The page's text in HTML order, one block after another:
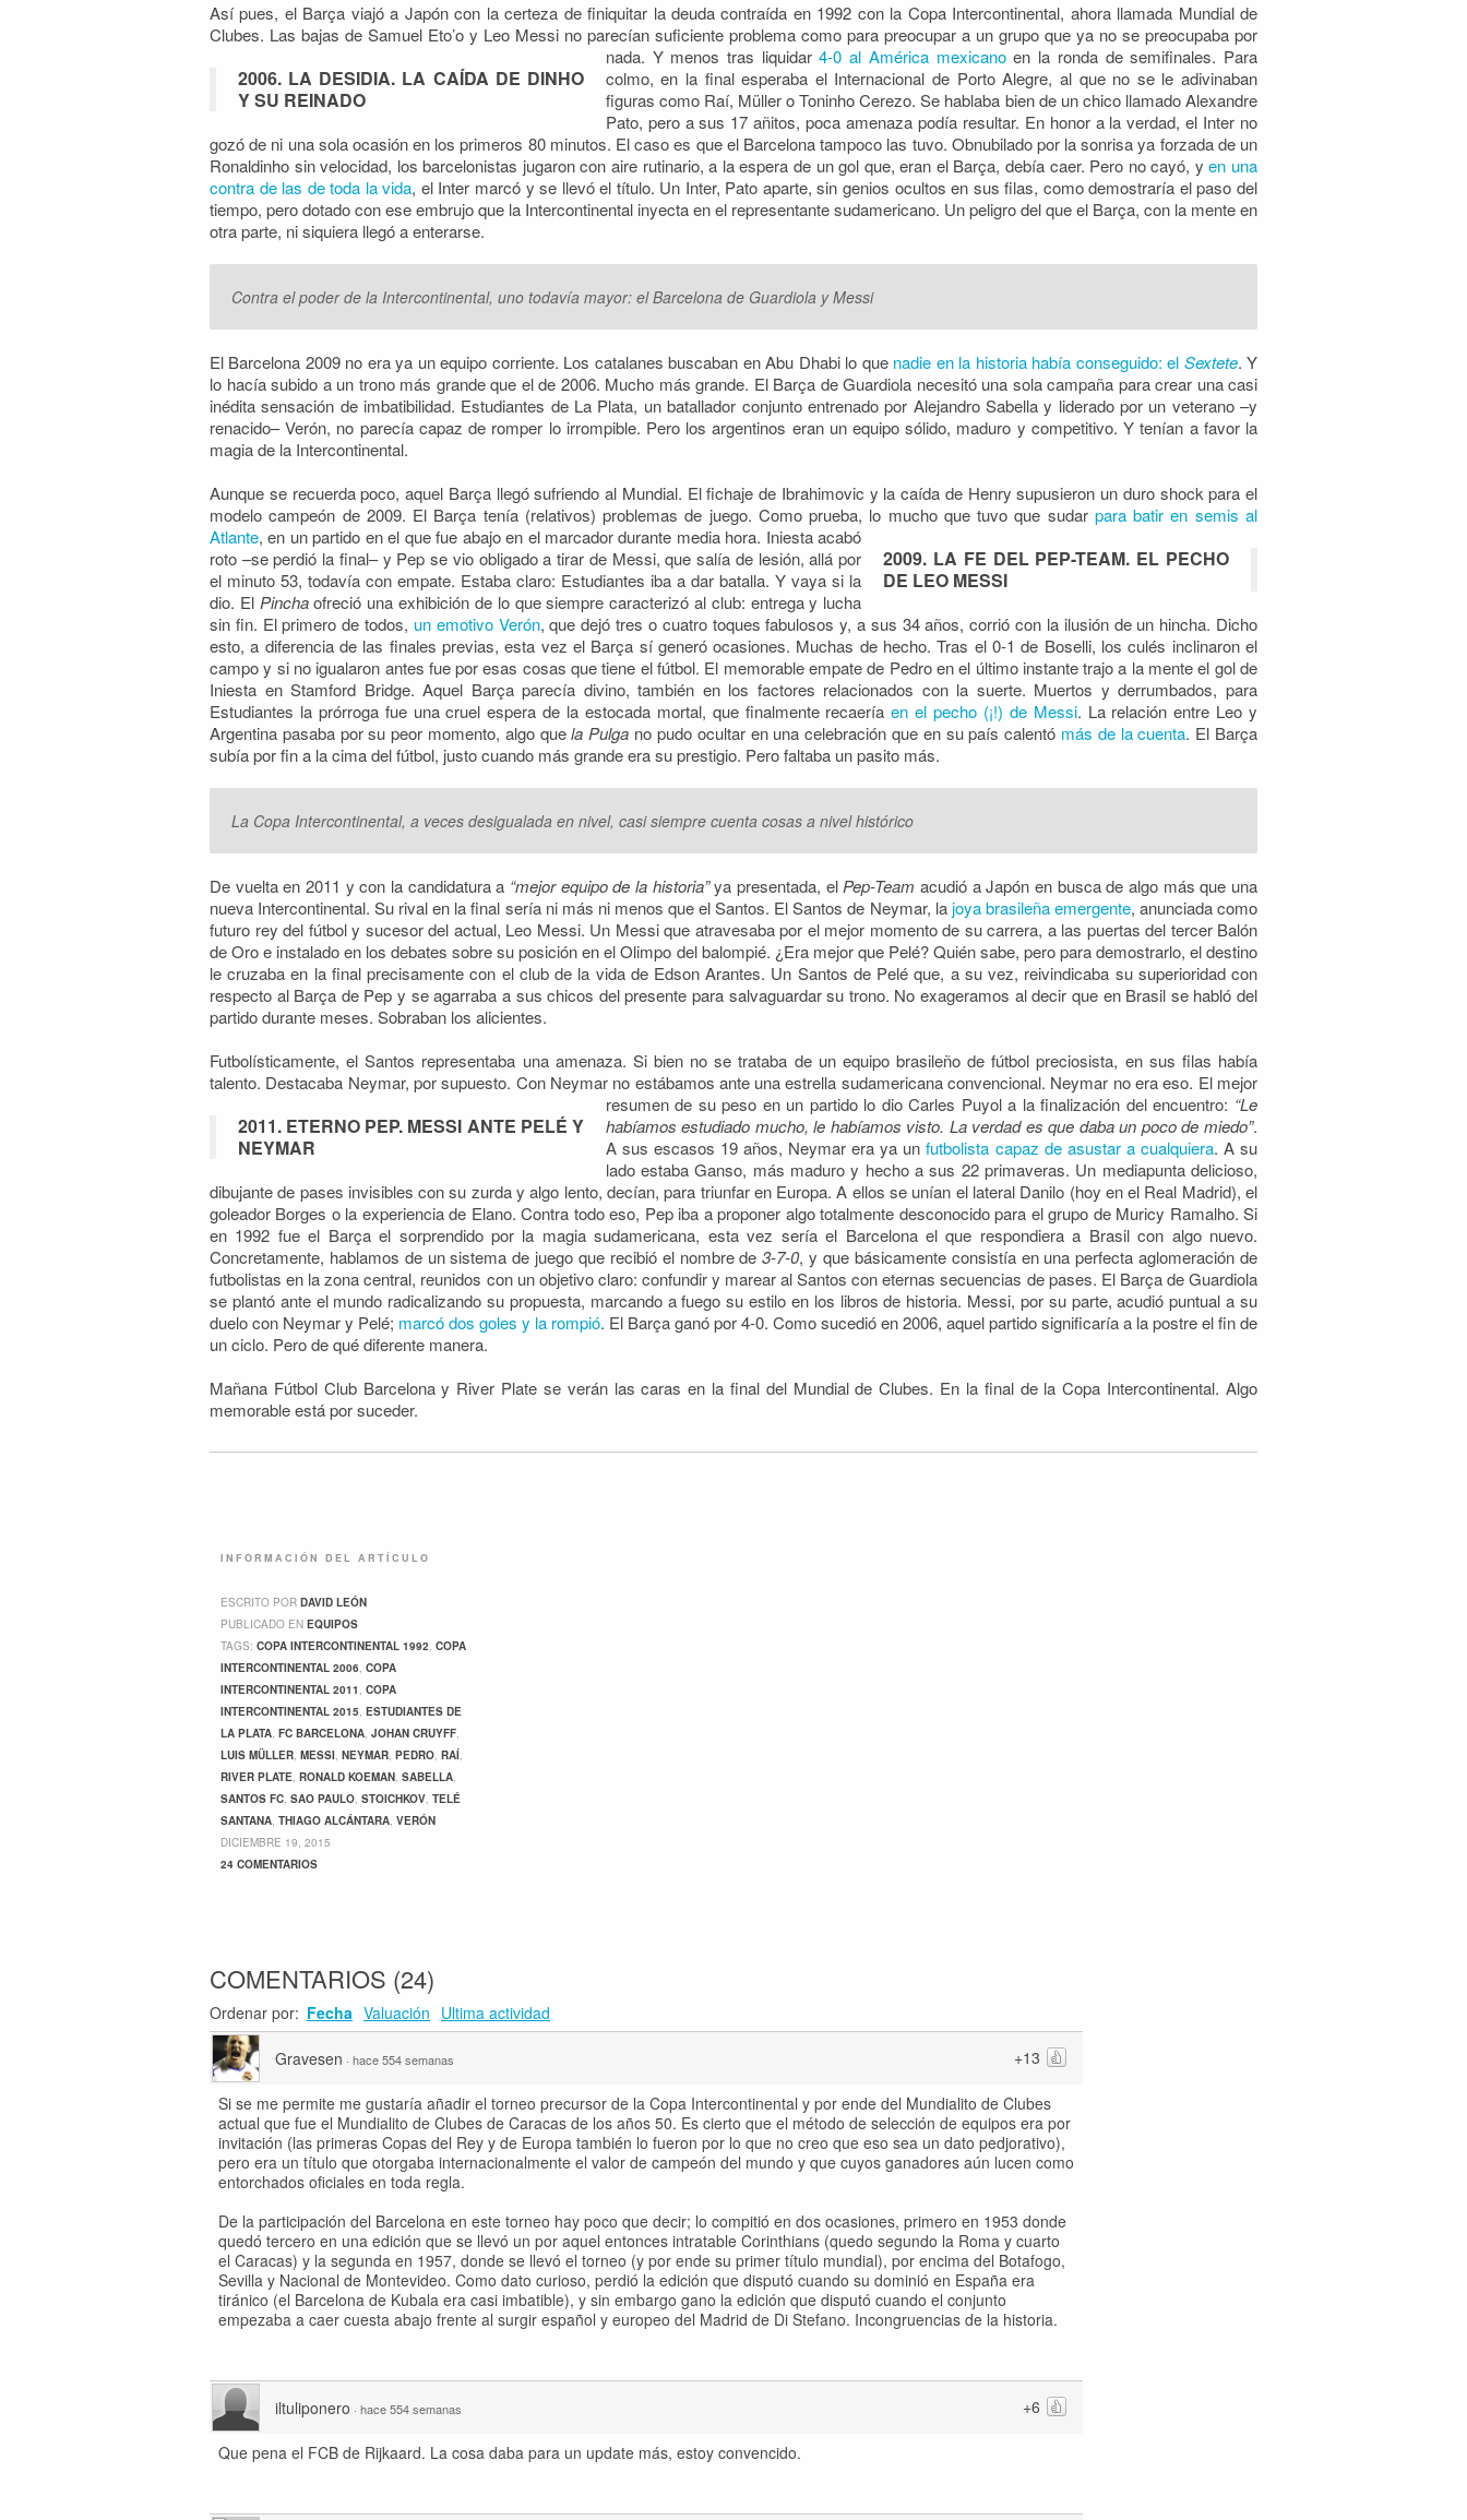
Así pues, el Barça viajó a Japón con la certeza de finiquitar la deuda contraída en 1992 con la Copa Intercontinental, ahora llamada Mundial de
Clubes. Las bajas de Samuel Eto’o y Leo Messi no parecían suficiente problema como para preocupar a un grupo que ya no se preocupaba por
nada. Y menos tras liquidar4-0 al América mexicano
2006. LA DESIDIA. LA CAÍDA DE DINHO
Y SU REINADO
en la ronda de semifinales. Para
colmo, en la final esperaba el Internacional de Porto Alegre, al que no se le adivinaban
figuras como Raí, Müller o Toninho Cerezo. Se hablaba bien de un chico llamado Alexandre
Pato, pero a sus 17 añitos, poca amenaza podía resultar. En honor a la verdad, el Inter no
gozó de ni una sola ocasión en los primeros 80 minutos. El caso es que el Barcelona tampoco las tuvo. Obnubilado por la sonrisa ya forzada de un
Ronaldinho sin velocidad, los barcelonistas jugaron con aire rutinario, a la espera de un gol que, eran el Barça, debía caer. Pero no cayó, yen una
contra de las de toda la vida, el Inter marcó y se llevó el título. Un Inter, Pato aparte, sin genios ocultos en sus filas, como demostraría el paso del
tiempo, pero dotado con ese embrujo que la Intercontinental inyecta en el representante sudamericano. Un peligro del que el Barça, con la mente en
otra parte, ni siquiera llegó a enterarse.
Contra el poder de la Intercontinental, uno todavía mayor: el Barcelona de Guardiola y Messi
El Barcelona 2009 no era ya un equipo corriente. Los catalanes buscaban en Abu Dhabi lo que nadie en la historia había conseguido: el Sextete. Y
lo hacía subido a un trono más grande que el de 2006. Mucho más grande. El Barça de Guardiola necesitó una sola campaña para crear una casi
inédita sensación de imbatibilidad. Estudiantes de La Plata, un batallador conjunto entrenado por Alejandro Sabella y liderado por un veterano –y
renacido– Verón, no parecía capaz de romper lo irrompible. Pero los argentinos eran un equipo sólido, maduro y competitivo. Y tenían a favor la
magia de la Intercontinental.
Aunque se recuerda poco, aquel Barça llegó sufriendo al Mundial. El fichaje de Ibrahimovic y la caída de Henry supusieron un duro shock para el
modelo campeón de 2009. El Barça tenía (relativos) problemas de juego. Como prueba, lo mucho que tuvo que sudar para batir en semis al
Atlante, en un partido en
2009. LA FE DEL PEP-TEAM. EL PECHO
DE LEO MESSI
el que fue abajo en el marcador durante media hora. Iniesta acabó
roto –se perdió la final– y Pep se vio obligado a tirar de Messi, que salía de lesión, allá por
el minuto 53, todavía con empate. Estaba claro: Estudiantes iba a dar batalla. Y vaya si la
dio. El Pinchaofreció una exhibición de lo que siempre caracterizó al club: entrega y lucha
sin fin. El primero de todos, un emotivo Verón, que dejó tres o cuatro toques fabulosos y, a sus 34 años, corrió con la ilusión de un hincha. Dicho
esto, a diferencia de las finales previas, esta vez el Barça sí generó ocasiones. Muchas de hecho. Tras el 0-1 de Boselli, los culés inclinaron el
campo y si no igualaron antes fue por esas cosas que tiene el fútbol. El memorable empate de Pedro en el último instante trajo a la mente el gol de
Iniesta en Stamford Bridge. Aquel Barça parecía divino, también en los factores relacionados con la suerte. Muertos y derrumbados, para
Estudiantes la prórroga fue una cruel espera de la estocada mortal, que finalmente recaeríaen el pecho (¡!) de Messi. La relación entre Leo y
Argentina pasaba por su peor momento, algo quela Pulga no pudo ocultar en una celebración que en su país calentó más de la cuenta. El Barça
subía por fin a la cima del fútbol, justo cuando más grande era su prestigio. Pero faltaba un pasito más.
La Copa Intercontinental, a veces desigualada en nivel, casi siempre cuenta cosas a nivel histórico
De vuelta en 2011 y con la candidatura a “mejor equipo de la historia”ya presentada, el Pep-Team acudió a Japón en busca de algo más que una
nueva Intercontinental. Su rival en la final sería ni más ni menos que el Santos. El Santos de Neymar, lajoya brasileña emergente, anunciada como
futuro rey del fútbol y sucesor del actual, Leo Messi. Un Messi que atravesaba por el mejor momento de su carrera, a las puertas del tercer Balón
de Oro e instalado en los debates sobre su posición en el Olimpo del balompié. ¿Era mejor que Pelé? Quién sabe, pero para demostrarlo, el destino
le cruzaba en la final precisamente con el club de la vida de Edson Arantes. Un Santos de Pelé que, a su vez, reivindicaba su superioridad con
respecto al Barça de Pep y se agarraba a sus chicos del presente para salvaguardar su trono. No exageramos al decir que en Brasil se habló del
partido durante meses. Sobraban los alicientes.
Futbolísticamente, el Santos representaba una amenaza. Si bien no se trataba de un equipo brasileño de fútbol preciosista, en sus filas había
talento. Destacaba Neymar, por supuesto. Con Neymar no estábamos ante una estrella sudamericana convencional. Neymar no era eso. El mejor
resumen de su peso en un partido lo dio Carles Puyol
2011. ETERNO PEP. MESSI ANTE PELÉ Y
NEYMAR
a la finalización del encuentro: “Le
habíamos estudiado mucho, le habíamos visto. La verdad es que daba un poco de miedo”.
A sus escasos 19 años, Neymar era ya unfutbolista capaz de asustar a cualquiera. A su
lado estaba Ganso, más maduro y hecho a sus 22 primaveras. Un mediapunta delicioso,
dibujante de pases invisibles con su zurda y algo lento, decían, para triunfar en Europa. A ellos se unían el lateral Danilo (hoy en el Real Madrid), el
goleador Borges o la experiencia de Elano. Contra todo eso, Pep iba a proponer algo totalmente desconocido para el grupo de Muricy Ramalho. Si
en 1992 fue el Barça el sorprendido por la magia sudamericana, esta vez sería el Barcelona el que respondiera a Brasil con algo nuevo.
Concretamente, hablamos de un sistema de juego que recibió el nombre de3-7-0, y que básicamente consistía en una perfecta aglomeración de
futbolistas en la zona central, reunidos con un objetivo claro: confundir y marear al Santos con eternas secuencias de pases. El Barça de Guardiola
se plantó ante el mundo radicalizando su propuesta, marcando a fuego su estilo en los libros de historia. Messi, por su parte, acudió puntual a su
duelo con Neymar y Pelé; marcó dos goles y la rompió. El Barça ganó por 4-0. Como sucedió en 2006, aquel partido significaría a la postre el fin de
un ciclo. Pero de qué diferente manera.
Mañana Fútbol Club Barcelona y River Plate se verán las caras en la final del Mundial de Clubes. En la final de la Copa Intercontinental. Algo
memorable está por suceder.
INFORMACIÓN DEL ARTÍCULO
ESCRITO POR DAVID LEÓN
PUBLICADO EN EQUIPOS
TAGS: COPA INTERCONTINENTAL 1992, COPA
INTERCONTINENTAL 2006, COPA
INTERCONTINENTAL 2011 , COPA
INTERCONTINENTAL 2015, ESTUDIANTES DE
LA PLATA, FC BARCELONA, JOHAN CRUYFF,
LUIS MÜLLER, MESSI, NEYMAR, PEDRO, RAÍ,
RIVER PLATE, RONALD KOEMAN, SABELLA,
SANTOS FC, SAO PAULO, STOICHKOV, TELÉ
SANTANA, THIAGO ALCÁNTARA, VERÓN
DICIEMBRE 19, 2015
24 COMENTARIOS
COMENTARIOS (24)
Ordenar por: Fecha Valuación Ultima actividad
+13
Gravesen · hace 554 semanas
Si se me permite me gustaría añadir el torneo precursor de la Copa Intercontinental y por ende del Mundialito de Clubes
actual que fue el Mundialito de Clubes de Caracas de los años 50. Es cierto que el método de selección de equipos era por
invitación (las primeras Copas del Rey y de Europa también lo fueron por lo que no creo que eso sea un dato pedjorativo),
pero era un título que otorgaba internacionalmente el valor de campeón del mundo y que cuyos ganadores aún lucen como
entorchados oficiales en toda regla.
De la participación del Barcelona en este torneo hay poco que decir; lo compitió en dos ocasiones, primero en 1953 donde
quedó tercero en una edición que se llevó un por aquel entonces intratable Corinthians (quedo segundo la Roma y cuarto
el Caracas) y la segunda en 1957, donde se llevó el torneo (y por ende su primer título mundial), por encima del Botafogo,
Sevilla y Nacional de Montevideo. Como dato curioso, perdió la edición que disputó cuando su dominió en España era
tiránico (el Barcelona de Kubala era casi imbatible), y sin embargo gano la edición que disputó cuando el conjunto
empezaba a caer cuesta abajo frente al surgir español y europeo del Madrid de Di Stefano. Incongruencias de la historia.
+6
iltuliponero · hace 554 semanas
Que pena el FCB de Rijkaard. La cosa daba para un update más, estoy convencido.